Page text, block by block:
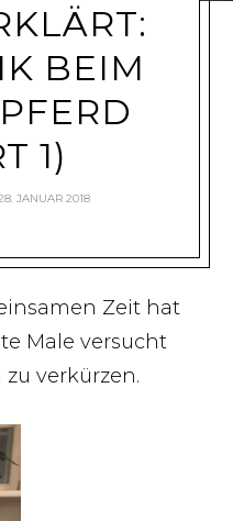
BEIM
1)
JANUAR 2018
Zeit hat
Male versucht
verkürzen.